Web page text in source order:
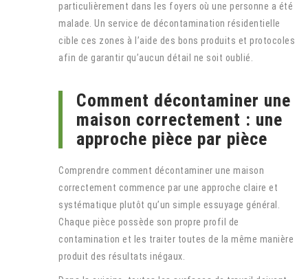
particulièrement dans les foyers où une personne a été
malade. Un service de décontamination résidentielle
cible ces zones à l’aide des bons produits et protocoles
afin de garantir qu’aucun détail ne soit oublié.
Comment décontaminer une
maison correctement : une
approche pièce par pièce
Comprendre comment décontaminer une maison
correctement commence par une approche claire et
systématique plutôt qu’un simple essuyage général.
Chaque pièce possède son propre profil de
contamination et les traiter toutes de la même manière
produit des résultats inégaux.